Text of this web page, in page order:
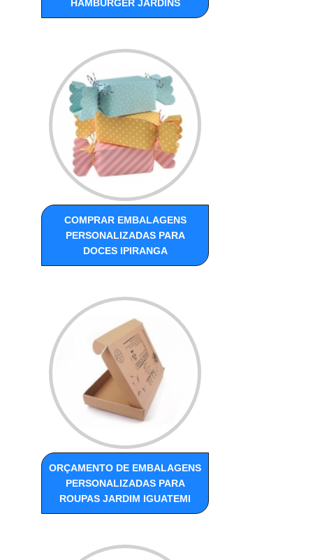
HAMBURGER JARDINS
COMPRAR EMBALAGENS
PERSONALIZADAS PARA
DOCES IPIRANGA
ORÇAMENTO DE EMBALAGENS
PERSONALIZADAS PARA
ROUPAS JARDIM IGUATEMI